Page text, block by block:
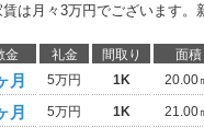
は月々3万円でございます。
金 礼金 間取り 面積
月 5万円 1K 20.00
月 5万円 1K 21.00